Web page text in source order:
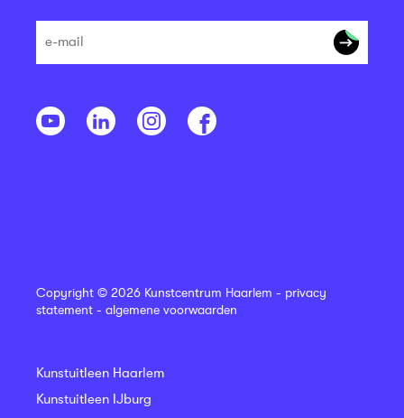
Copyright © 2026 Kunstcentrum Haarlem - privacy
statement - algemene voorwaarden
Kunstuitleen Haarlem
Kunstuitleen IJburg